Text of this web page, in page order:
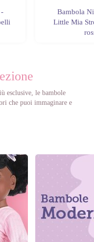
Bambola
Little Mia
esclusive, le bambole
che puoi immaginare e